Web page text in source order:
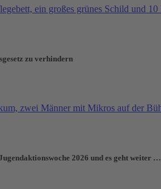
zu verhindern
2026 und es geht weiter …